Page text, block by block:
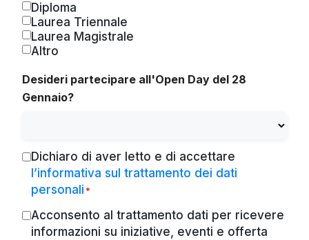
Diploma
Laurea Triennale
Laurea Magistrale
Altro
Desideri partecipare all'Open Day del 28
Gennaio?
Consenso
Dichiaro di aver letto e di accettare
l’informativa sul trattamento dei dati
personali*
Marketing
Acconsento al trattamento dati per ricevere
informazioni su iniziative, eventi e offerta